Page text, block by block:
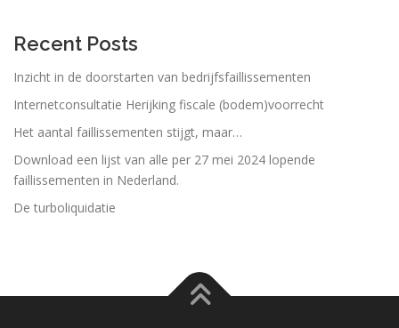
Recent Posts
Inzicht in de doorstarten van bedrijfsfaillissementen
Internetconsultatie Herijking fiscale (bodem)voorrecht
Het aantal faillissementen stijgt, maar…
Download een lijst van alle per 27 mei 2024 lopende
faillissementen in Nederland.
De turboliquidatie